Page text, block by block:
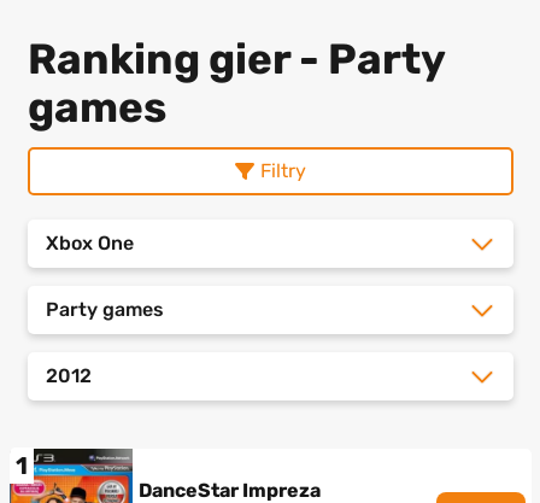
Ranking gier - Party
games
Filtry
Xbox One
Party games
2012
1
DanceStar Impreza